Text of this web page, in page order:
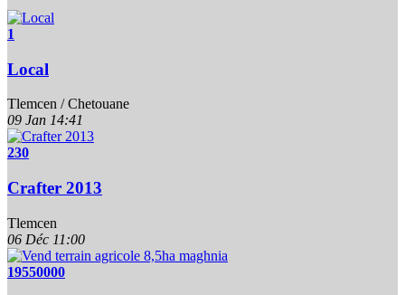
1
Local
Tlemcen / Chetouane
09 Jan 14:41
230
Crafter 2013
Tlemcen
06 Déc 11:00
19550000